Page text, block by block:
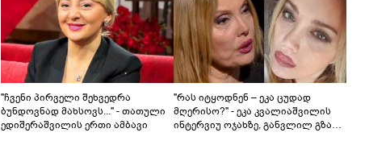
"ჩვენი პირველი შეხვედრა
ბუნდოვნად მახსოვს..." - თათული
ედიშერაშვილის ერთი ამბავი
"რას იტყოდნენ – ეკა ცუდად
მღერისო?" - ეკა კვალიაშვილის
ინტერვიუ ოჯახზე, განვლილ გზასა